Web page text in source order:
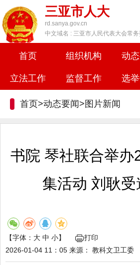
三亚市人大
rd.sanya.gov.cn
中文域名 : 三亚市人民代表大会常
首页 组织机构 动
立法工作 监督工作 选
首页>动态要闻> 图片新闻
书院 琴社联合举办
集活动 刘耿受
【字体： 大 中 小】
打印
2026-01-04 11：05 来源： 教科文卫工委